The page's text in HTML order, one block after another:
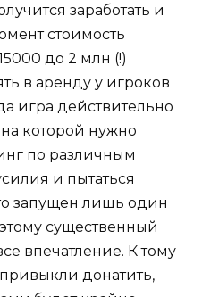
заработать и
стоимость
до 2 млн (!)
в аренду у игроков
игра действительно
которой нужно
по различным
и пытаться
запущен лишь один
существенный
впечатление. К тому
донатить,